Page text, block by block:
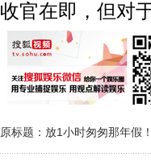
收官在即，但对
原标题：放1小时匆匆那年假